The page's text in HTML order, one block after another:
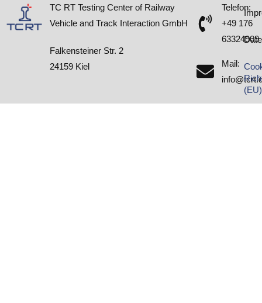
TC RT Testing Center of Railway
Vehicle and Track Interaction GmbH
Falkensteiner Str. 2
24159 Kiel
Telefon:
+49 176
63324909
Mail:
(EU)